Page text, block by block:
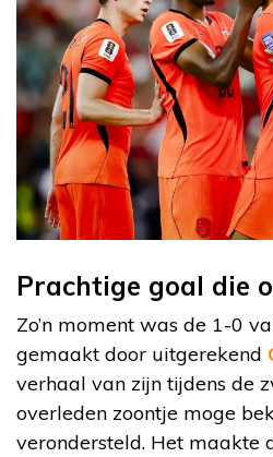
Prachtige goal die
Zo’n moment was de 1-0
gemaakt door uitgerekend
verhaal van zijn tijdens de
overleden zoontje moge
verondersteld. Het maakte